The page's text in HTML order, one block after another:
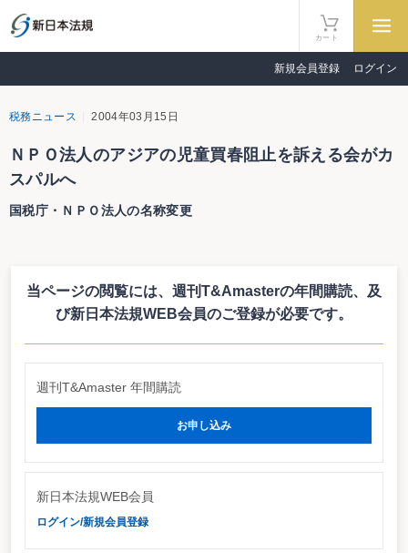
カート
新規会員登録 ログイン
税務ニュース 2004年03月15日
ＮＰＯ法人のアジアの児童買春阻止を訴える会がカ
スパルへ
国税庁・ＮＰＯ法人の名称変更
号）。認定の有効期間は変わらず、平成15年３月１日から平成17年２月28日
まで。
http://www.nta.go.jp/category/npo/04/01.htm
当ページの閲覧には、週刊T&Amasterの年間購読、 及
び新日本法規WEB会員のご登録が必要です。
週刊T&Amaster 年間購読
お申し込み
新日本法規WEB会員
ログイン/新規会員登録